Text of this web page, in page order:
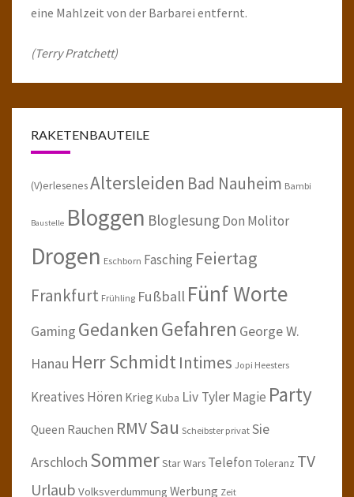
eine Mahlzeit von der Barbarei entfernt.
(Terry Pratchett)
RAKETENBAUTEILE
(V)erlesenesAltersleiden Bad Nauheim Bambi
Baustelle Bloggen BloglesungDon Molitor
Drogen Eschborn Fasching Feiertag
Frankfurt Frühling Fußball Fünf Worte
Gaming GedankenGefahren George W.
Hanau Herr SchmidtIntimes Jopi Heesters
Kreatives Hören Krieg Kuba Liv TylerMagie Party
Queen Rauchen RMVSau Scheibster privat Sie
Arschloch SommerStar Wars Telefon Toleranz TV
Urlaub Volksverdummung Werbung Zeit